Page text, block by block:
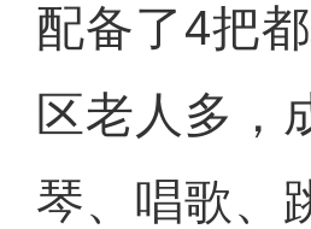
配备了4把
区老人多，
琴、唱歌、